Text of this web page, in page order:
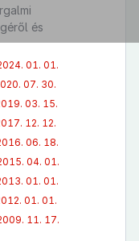
és
01. 01.
07. 30.
03. 15.
12. 12.
06. 18.
04. 01.
01. 01.
01. 01.
11. 17.